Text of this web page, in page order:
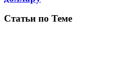
Статьи по Теме